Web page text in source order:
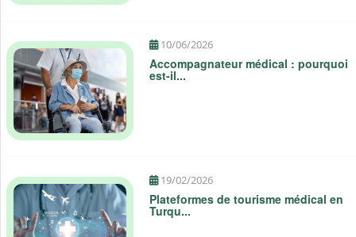
e...
est-il...